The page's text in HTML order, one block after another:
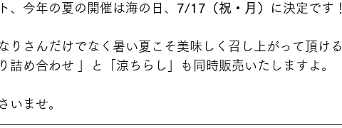
、今年の夏の開催は海の日、 7/17（祝・月） に決定です！
りさんだけでなく暑い夏こそ美味しく召し上がって頂ける
詰め合わせ 」と「涼ちらし」も同時販売いたしますよ。
いませ。